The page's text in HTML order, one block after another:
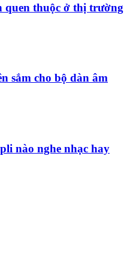
quen thuộc ở thị trường
sắm cho bộ dàn âm
nào nghe nhạc hay